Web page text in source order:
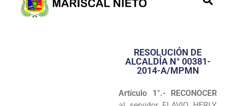
Transparencia
Programas
RESOLUCIÓN DE
ALCALDÍA N° 00381-
2014-A/MPMN
Artículo 1°.- RECONOCER